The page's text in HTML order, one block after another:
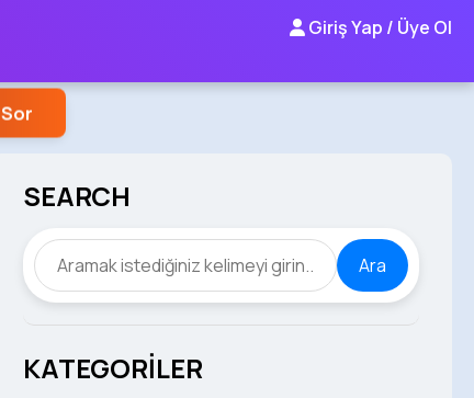
Giriş Yap / Üye Ol
Sor
SEARCH
Ara
KATEGORİLER